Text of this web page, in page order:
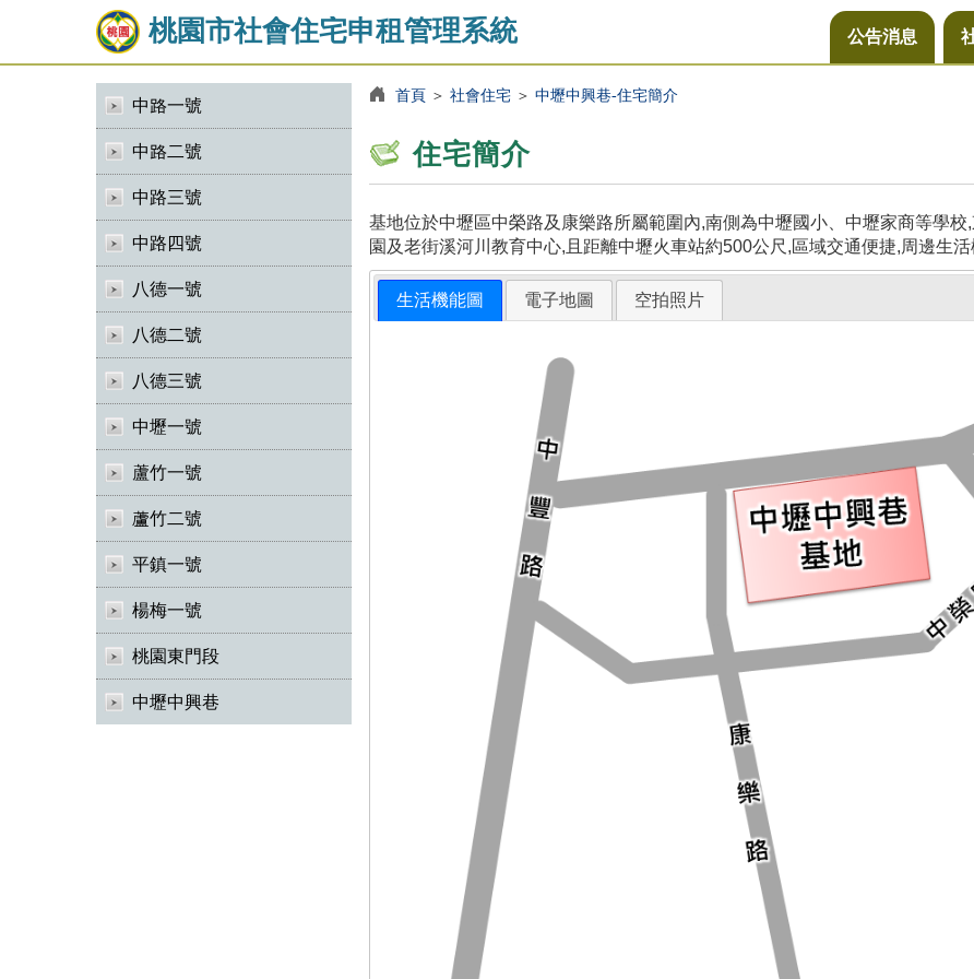
桃園市社會住宅申租管理系統 公告消息
中路一號
中路二號
中路三號
中路四號
八德一號
八德二號
八德三號
中壢一號
蘆竹一號
蘆竹二號
平鎮一號
楊梅一號
桃園東門段
中壢中興巷
首頁＞ 社會住宅＞ 中壢中興巷-住宅簡介
住宅簡介
基地位於中壢區中榮路及康樂路所屬範圍內,南側為中壢國小、中壢家商等學
園及老街溪河川教育中心,且距離中壢火車站約500公尺,區域交通便捷,周邊生活
生活機能圖 電子地圖 空拍照片